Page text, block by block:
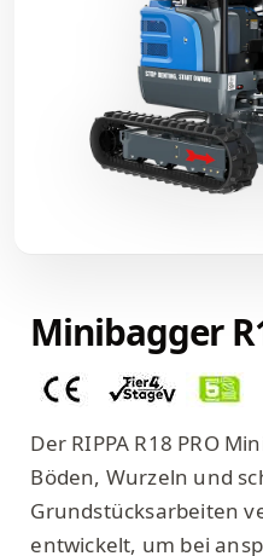
Minibagger
Der RIPPA R18 PRO
Böden, Wurzeln und
Grundstücksarbeiten
entwickelt, um bei